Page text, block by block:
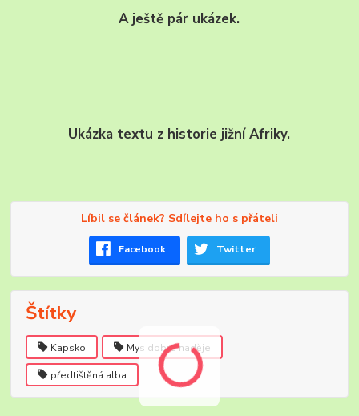
A ještě pár ukázek.
Ukázka textu z historie jižní Afriky.
Líbil se článek? Sdílejte ho s přáteli
Facebook Twitter
Štítky
Kapsko Mys dobré naděje
předtištěná alba